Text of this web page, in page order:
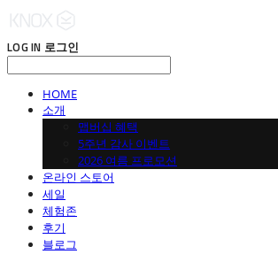
LOG IN 로그인
HOME
소개
맵버십 혜택
5주년 감사 이벤트
2026 여름 프로모션
온라인 스토어
세일
체험존
후기
블로그